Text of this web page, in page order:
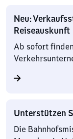
Neu:
Reiseauskunft
Ab sofort
Unterstützen
Die